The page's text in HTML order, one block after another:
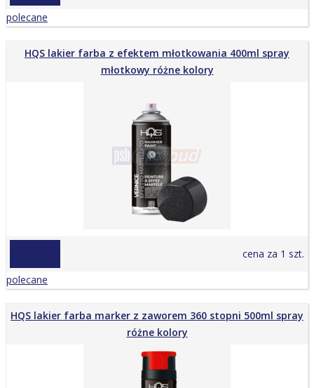
polecane
HQS lakier farba z efektem młotkowania 400ml spray
młotkowy różne kolory
cena za 1 szt.
polecane
HQS lakier farba marker z zaworem 360 stopni 500ml spray
różne kolory